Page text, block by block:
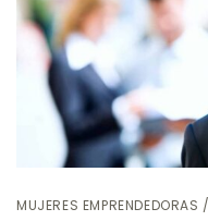
MUJERES EMPRENDEDORAS